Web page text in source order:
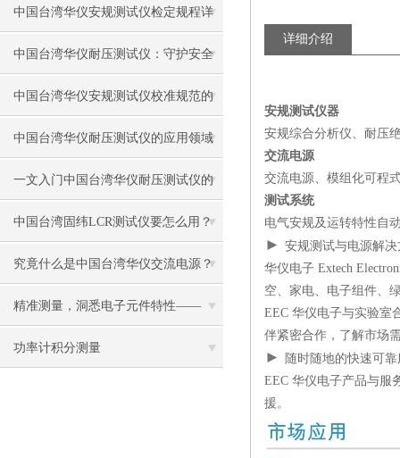
操作方法
中国台湾华仪安规测试仪检定规程详
解
中国台湾华仪耐压测试仪：守护安全
的关键工具
中国台湾华仪安规测试仪校准规范的
重要性及实施步骤
中国台湾华仪耐压测试仪的应用领域
都有哪些？
一文入门中国台湾华仪耐压测试仪的
正确操作
中国台湾固纬LCR测试仪要怎么用？
究竟什么是中国台湾华仪交流电源？
精准测量，洞悉电子元件特性——
LCR测试仪的原理与应用
功率计积分测量
详细介绍
安规测试仪器
安规综合分析仪、耐压
交流电源
交流电源、模组化可程
测试系统
电气安规及运转特性自
► 安规测试与电源解
华仪电子 Extech
空、家电、电子组件、
EEC 华仪电子与实验室
伴紧密合作，了解市场
►
随时随地的快速可
EEC 华仪电子产品与服
援。